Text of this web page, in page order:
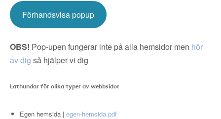
Förhandsvisa popup
OBS! Pop-upen fungerar inte på alla hemsidor men hör
av dig så hjälper vi dig
Lathundar för olika typer av webbsidor
Egen hemsida | egen-hemsida.pdf